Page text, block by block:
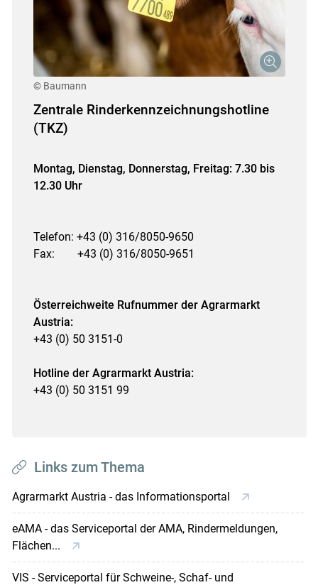
© Baumann
Zentrale Rinderkennzeichnungshotline
(TKZ)
Montag, Dienstag, Donnerstag, Freitag: 7.30 bis
12.30 Uhr
Telefon: +43 (0) 316/8050-9650
Fax: +43 (0) 316/8050-9651
Österreichweite Rufnummer der Agrarmarkt
Austria:
+43 (0) 50 3151-0
Hotline der Agrarmarkt Austria:
+43 (0) 50 3151 99
Links zum Thema
Agrarmarkt Austria - das Informationsportal
eAMA - das Serviceportal der AMA, Rindermeldungen,
Flächen...
VIS - Serviceportal für Schweine-, Schaf- und